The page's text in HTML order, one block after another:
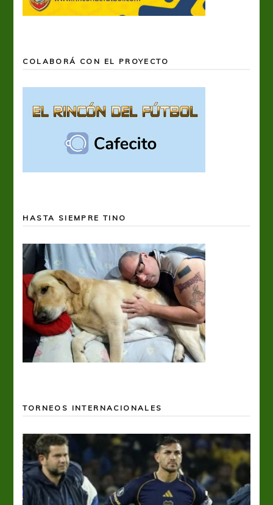
COLABORÁ CON EL PROYECTO
HASTA SIEMPRE TINO
TORNEOS INTERNACIONALES